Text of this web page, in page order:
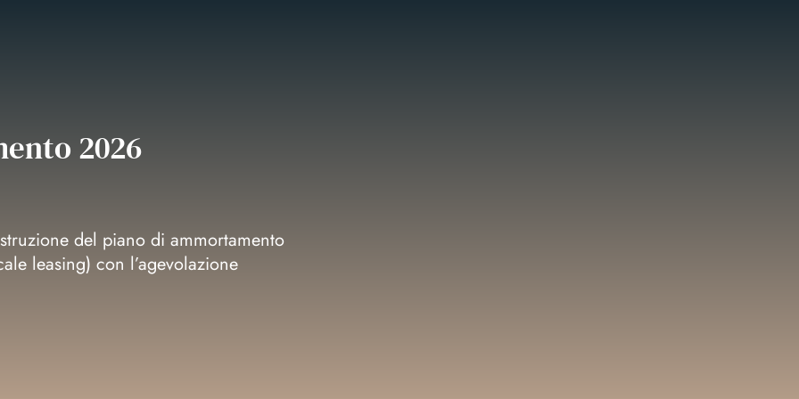
2026
del piano di ammortamento
leasing) con l’agevolazione